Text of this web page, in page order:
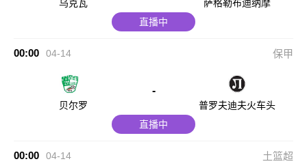
乌克瓦
萨格勒布迪纳摩
直播中
00:00 04-14 保甲
贝尔罗
-
普罗夫迪夫火车头
直播中
00:00 04-14 土篮超